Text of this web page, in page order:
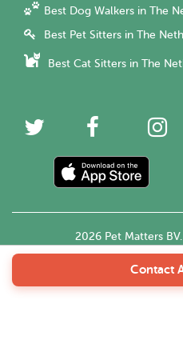
Contact
Best Dog Walkers in The
Best Pet Sitters in The
Best Cat Sitters in The
2026 Pet Matters